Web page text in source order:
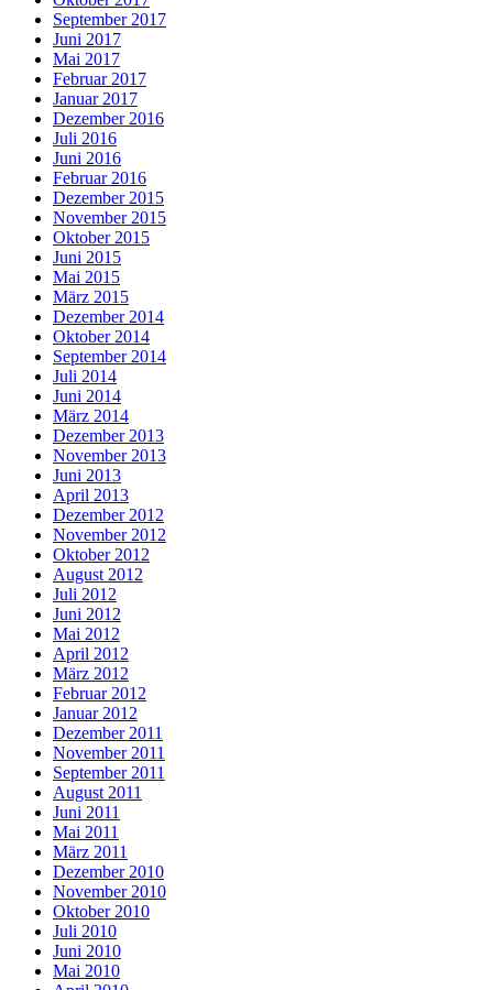
September 2017
Juni 2017
Mai 2017
Februar 2017
Januar 2017
Dezember 2016
Juli 2016
Juni 2016
Februar 2016
Dezember 2015
November 2015
Oktober 2015
Juni 2015
Mai 2015
März 2015
Dezember 2014
Oktober 2014
September 2014
Juli 2014
Juni 2014
März 2014
Dezember 2013
November 2013
Juni 2013
April 2013
Dezember 2012
November 2012
Oktober 2012
August 2012
Juli 2012
Juni 2012
Mai 2012
April 2012
März 2012
Februar 2012
Januar 2012
Dezember 2011
November 2011
September 2011
August 2011
Juni 2011
Mai 2011
März 2011
Dezember 2010
November 2010
Oktober 2010
Juli 2010
Juni 2010
Mai 2010